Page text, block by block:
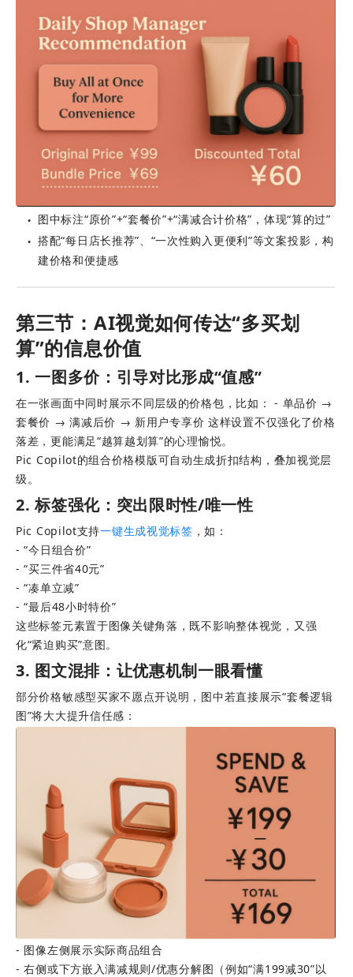
● 图中标注“原价”+“套餐价”+“满减合计价格”，体现“算的过”
●
搭配“每日店长推荐”、“一次性购入更便利”等文案投影，构
建价格和便捷感
第三节：AI视觉如何传达“多买划
算”的信息价值
1. 一图多价：引导对比形成“值感”
在一张画面中同时展示不同层级的价格包，比如： - 单品价 →
套餐价 → 满减后价 → 新用户专享价 这样设置不仅强化了价格
落差，更能满足“越算越划算”的心理愉悦。
Pic Copilot的组合价格模版可自动生成折扣结构，叠加视觉层
级。
2. 标签强化：突出限时性/唯一性
Pic Copilot支持一键生成视觉标签 ，如：
- “今日组合价”
- “买三件省40元”
- “凑单立减”
- “最后48小时特价”
这些标签元素置于图像关键角落，既不影响整体视觉，又强
化“紧迫购买”意图。
3. 图文混排：让优惠机制一眼看懂
部分价格敏感型买家不愿点开说明，图中若直接展示“套餐逻辑
图”将大大提升信任感：
- 图像左侧展示实际商品组合
- 右侧或下方嵌入满减规则/优惠分解图（例如“满199减30”以